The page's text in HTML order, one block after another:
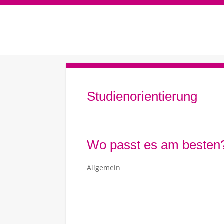
Studienorientierung
Wo passt es am
Allgemein